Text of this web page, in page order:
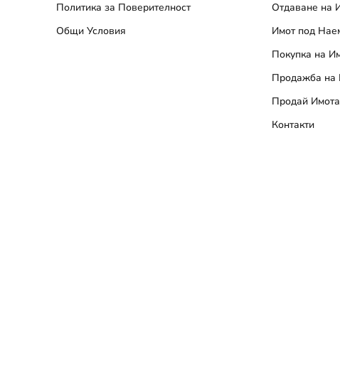
Политика за Поверителност
Общи Условия
Отдаване на
Имот под
Покупка на
Продажба на
Продай
Контакти